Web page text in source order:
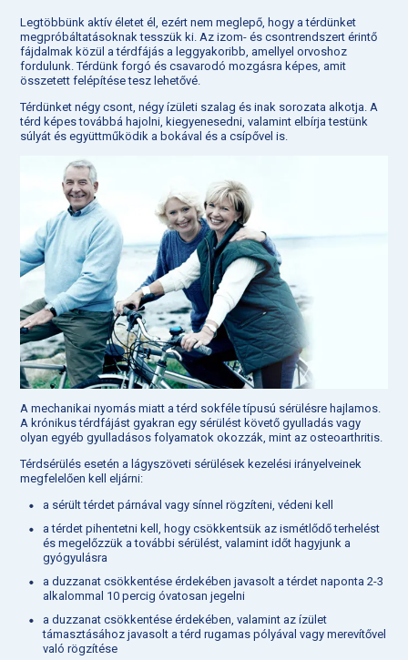
Legtöbbünk aktív életet él, ezért nem meglepő, hogy a térdünket
megpróbáltatásoknak tesszük ki. Az izom- és csontrendszert érintő
fájdalmak közül a térdfájás a leggyakoribb, amellyel orvoshoz
fordulunk. Térdünk forgó és csavarodó mozgásra képes, amit
összetett felépítése tesz lehetővé.
Térdünket négy csont, négy ízületi szalag és inak sorozata alkotja. A
térd képes továbbá hajolni, kiegyenesedni, valamint elbírja testünk
súlyát és együttműködik a bokával és a csípővel is.
A mechanikai nyomás miatt a térd sokféle típusú sérülésre hajlamos.
A krónikus térdfájást gyakran egy sérülést követő gyulladás vagy
olyan egyéb gyulladásos folyamatok okozzák, mint az osteoarthritis.
Térdsérülés esetén a lágyszöveti sérülések kezelési irányelveinek
megfelelően kell eljárni:
a sérült térdet párnával vagy sínnel rögzíteni, védeni kell
a térdet pihentetni kell, hogy csökkentsük az ismétlődő terhelést
és megelőzzük a további sérülést, valamint időt hagyjunk a
gyógyulásra
a duzzanat csökkentése érdekében javasolt a térdet naponta 2-3
alkalommal 10 percig óvatosan jegelni
a duzzanat csökkentése érdekében, valamint az ízület
támasztásához javasolt a térd rugamas pólyával vagy merevítővel
való rögzítése